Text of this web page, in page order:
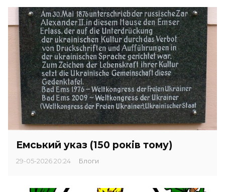
Емський указ (150 років тому)
29-05-2026 20:24 Блоги